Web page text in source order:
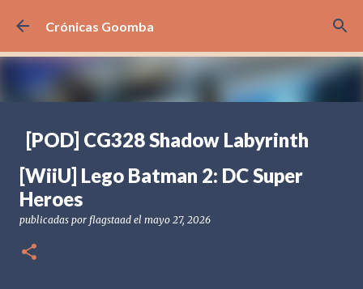
Ir al contenido principal
Crónicas Goomba
[POD] CG328 Shadow Labyrinth
[PS5] PLAYSTATION 5
SHADOW LABYRINTH
[WiiU] Lego Batman 2: DC Super
Heroes
publicadas por flagstaad el mayo 27, 2026